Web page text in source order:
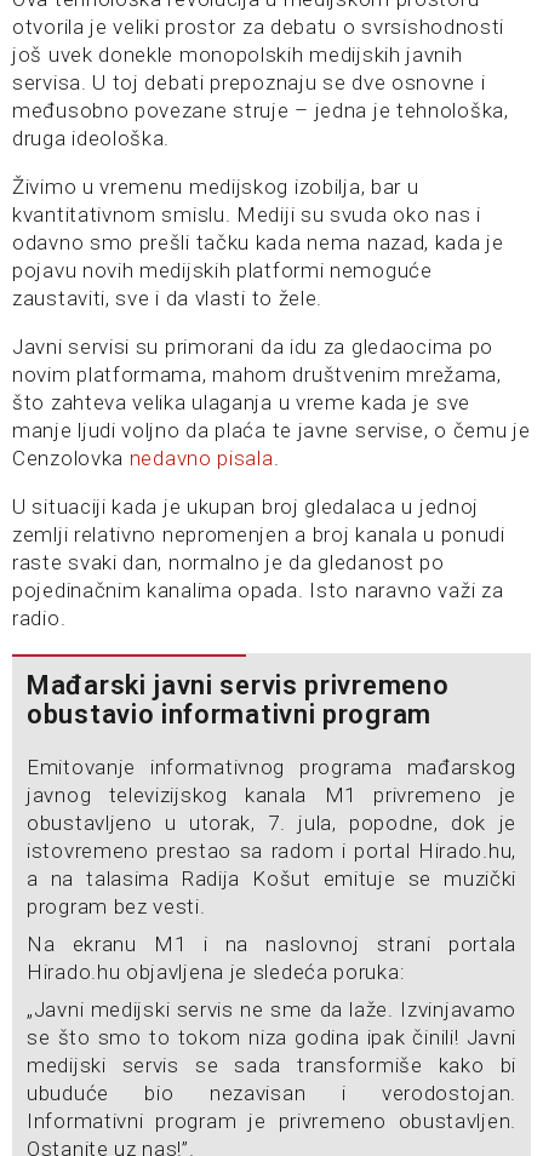
otvorila je veliki prostor za debatu o svrsishodnosti
još uvek donekle monopolskih medijskih javnih
servisa. U toj debati prepoznaju se dve osnovne i
međusobno povezane struje – jedna je tehnološka,
druga ideološka.
Živimo u vremenu medijskog izobilja, bar u
kvantitativnom smislu. Mediji su svuda oko nas i
odavno smo prešli tačku kada nema nazad, kada je
pojavu novih medijskih platformi nemoguće
zaustaviti, sve i da vlasti to žele.
Javni servisi su primorani da idu za gledaocima po
novim platformama, mahom društvenim mrežama,
što zahteva velika ulaganja u vreme kada je sve
manje ljudi voljno da plaća te javne servise, o čemu je
Cenzolovka nedavno pisala.
U situaciji kada je ukupan broj gledalaca u jednoj
zemlji relativno nepromenjen a broj kanala u ponudi
raste svaki dan, normalno je da gledanost po
pojedinačnim kanalima opada. Isto naravno važi za
radio.
Mađarski javni servis privremeno
obustavio informativni program
Emitovanje informativnog programa mađarskog
javnog televizijskog kanala M1 privremeno je
obustavljeno u utorak, 7. jula, popodne, dok je
istovremeno prestao sa radom i portal Hirado.hu,
a na talasima Radija Košut emituje se muzički
program bez vesti.
Na ekranu M1 i na naslovnoj strani portala
Hirado.hu objavljena je sledeća poruka:
„Javni medijski servis ne sme da laže. Izvinjavamo
se što smo to tokom niza godina ipak činili! Javni
medijski servis se sada transformiše kako bi
ubuduće bio nezavisan i verodostojan.
Informativni program je privremeno obustavljen.
Ostanite uz nas!”.